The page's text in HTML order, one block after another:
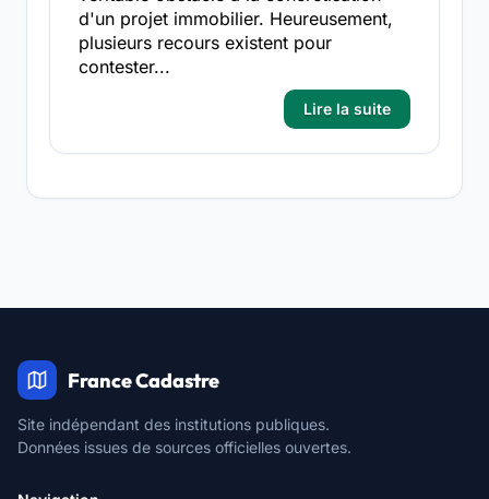
d'un projet immobilier. Heureusement,
plusieurs recours existent pour
contester...
Lire la suite
France Cadastre
Site indépendant des institutions publiques.
Données issues de sources officielles ouvertes.